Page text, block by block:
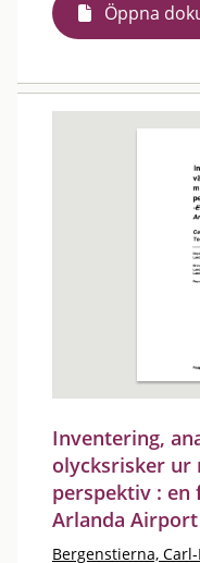
Öppna
Inventering,
olycksrisker ur
perspektiv : en
Arlanda Airport
Bergenstierna,